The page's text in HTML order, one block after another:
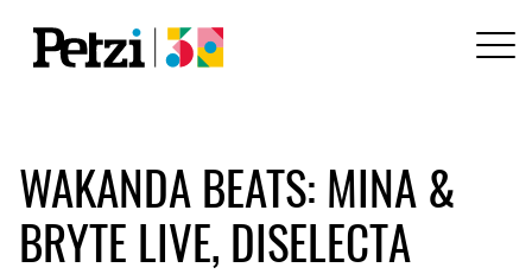
WAKANDA BEATS: MINA &
BRYTE LIVE, DISELECTA